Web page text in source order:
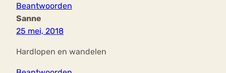
Beantwoorden
Sanne
25 mei, 2018
Hardlopen en wandelen